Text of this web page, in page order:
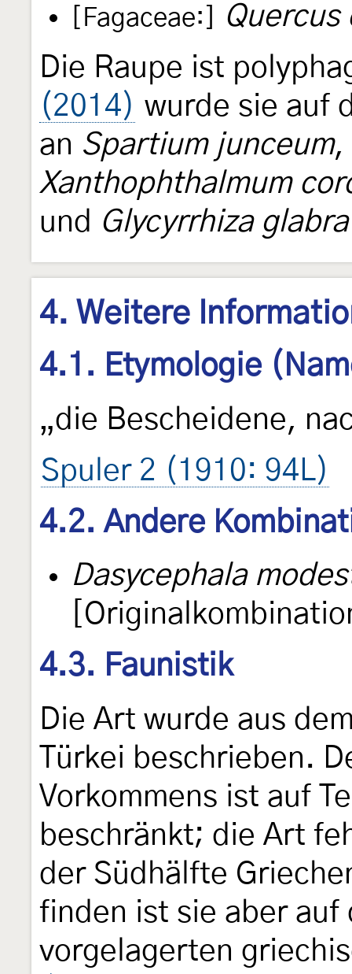
[Fagaceae:]
Quercus
Die Raupe ist
(2014) wurde sie auf
an Spartium junceum,
Xanthophthalmum
und Glycyrrhiza glabra
4. Weitere
4.1. Etymologie
„die Bescheidene,
Spuler 2 (1910: 94L)
4.2. Andere
Dasycephala
4.3. Faunistik
Die Art wurde aus
Türkei beschrieben.
Vorkommens ist auf
beschränkt; die Art
der Südhälfte
finden ist sie aber auf
vorgelagerten